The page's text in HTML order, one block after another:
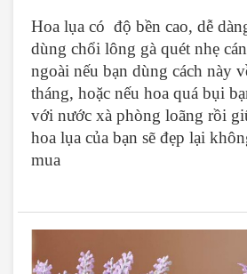
Hoa lụa có độ bền cao, dễ
dùng chổi lông gà quét nhẹ
ngoài nếu bạn dùng cách này
tháng, hoặc nếu hoa quá bụi
với nước xà phòng loãng rồi
hoa lụa của bạn sẽ đẹp lại
mua